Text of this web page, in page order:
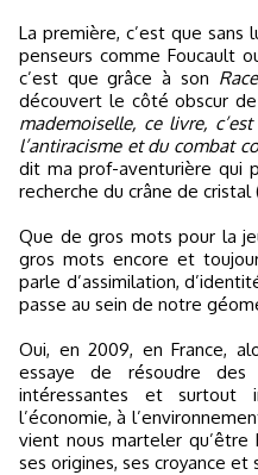
La première, c’est que sans
penseurs comme Foucault
c’est que grâce à son
découvert le côté obscur
mademoiselle, ce livre,
l’antiracisme et du combat
dit ma prof-aventurière qui
recherche du crâne de cristal
Que de gros mots pour la
gros mots encore et
parle d’assimilation,
passe au sein de notre
Oui, en 2009, en France,
essaye de résoudre des
intéressantes et
l’économie, à
vient nous marteler qu’être
ses origines, ses croyance et